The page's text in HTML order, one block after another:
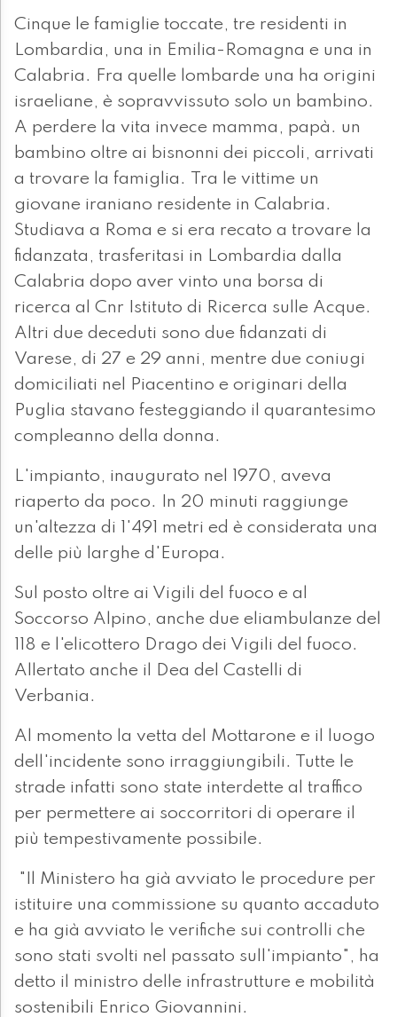
Cinque le famiglie toccate, tre residenti in
Lombardia, una in Emilia-Romagna e una in
Calabria. Fra quelle lombarde una ha origini
israeliane, è sopravvissuto solo un bambino.
A perdere la vita invece mamma, papà. un
bambino oltre ai bisnonni dei piccoli, arrivati
a trovare la famiglia. Tra le vittime un
giovane iraniano residente in Calabria.
Studiava a Roma e si era recato a trovare la
fidanzata, trasferitasi in Lombardia dalla
Calabria dopo aver vinto una borsa di
ricerca al Cnr Istituto di Ricerca sulle Acque.
Altri due deceduti sono due fidanzati di
Varese, di 27 e 29 anni, mentre due coniugi
domiciliati nel Piacentino e originari della
Puglia stavano festeggiando il quarantesimo
compleanno della donna.
L'impianto, inaugurato nel 1970, aveva
riaperto da poco. In 20 minuti raggiunge
un'altezza di 1'491 metri ed è considerata una
delle più larghe d'Europa.
Sul posto oltre ai Vigili del fuoco e al
Soccorso Alpino, anche due eliambulanze del
118 e l'elicottero Drago dei Vigili del fuoco.
Allertato anche il Dea del Castelli di
Verbania.
Al momento la vetta del Mottarone e il luogo
dell'incidente sono irraggiungibili. Tutte le
strade infatti sono state interdette al traffico
per permettere ai soccorritori di operare il
più tempestivamente possibile.
"Il Ministero ha già avviato le procedure per
istituire una commissione su quanto accaduto
e ha già avviato le verifiche sui controlli che
sono stati svolti nel passato sull'impianto", ha
detto il ministro delle infrastrutture e mobilità
sostenibili Enrico Giovannini.